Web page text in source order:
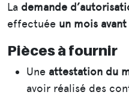
La demande
effectuée un mois avant
Pièces à fournir
Une attestation du
avoir réalisé des